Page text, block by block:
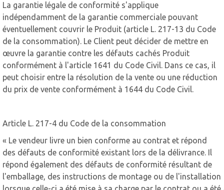
La garantie légale de conformité s'applique
indépendamment de la garantie commerciale pouvant
éventuellement couvrir le Produit (article L. 217-13 du Code
de la consommation). Le Client peut décider de mettre en
œuvre la garantie contre les défauts cachés Produit
conformément à l'article 1641 du Code Civil. Dans ce cas, il
peut choisir entre la résolution de la vente ou une réduction
du prix de vente conformément à 1644 du Code Civil.
Article L. 217-4 du Code de la consommation
« Le vendeur livre un bien conforme au contrat et répond
des défauts de conformité existant lors de la délivrance. Il
répond également des défauts de conformité résultant de
l'emballage, des instructions de montage ou de l'installation